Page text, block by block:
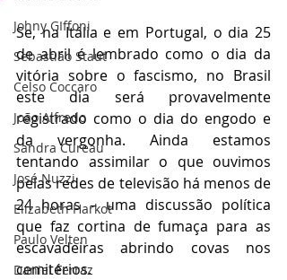
Johny GIffoni
Sebastião Staut
Celso Coccaro
João Alfredo
Sandra Cureau
José Nuzzi
Elizabeth Harkot
Paulo Velten
Daniel Ferraz
Se, na Itália e em Portugal, o dia 25
de abril é lembrado como o dia da
vitória sobre o fascismo, no Brasil
este dia será provavelmente
registrado como o dia do engodo e
da vergonha. Ainda estamos
tentando assimilar o que ouvimos
pelas redes de televisão há menos de
24 horas – uma discussão política
que faz cortina de fumaça para as
escavadeiras abrindo covas nos
cemitérios.